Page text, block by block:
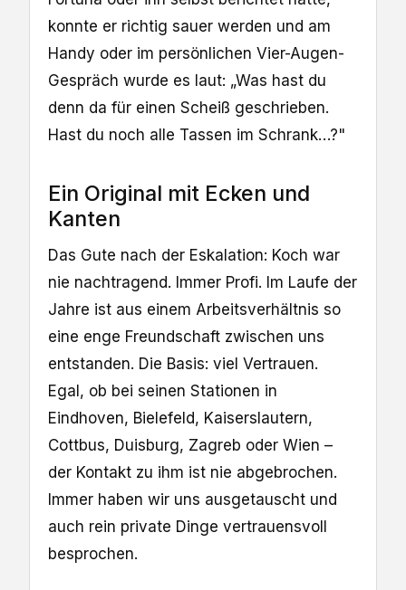
konnte er richtig sauer werden und am
Handy oder im persönlichen Vier-Augen-
Gespräch wurde es laut: „Was hast du
denn da für einen Scheiß geschrieben.
Hast du noch alle Tassen im Schrank…?"
Ein Original mit Ecken und
Kanten
Das Gute nach der Eskalation: Koch war
nie nachtragend. Immer Profi. Im Laufe der
Jahre ist aus einem Arbeitsverhältnis so
eine enge Freundschaft zwischen uns
entstanden. Die Basis: viel Vertrauen.
Egal, ob bei seinen Stationen in
Eindhoven, Bielefeld, Kaiserslautern,
Cottbus, Duisburg, Zagreb oder Wien –
der Kontakt zu ihm ist nie abgebrochen.
Immer haben wir uns ausgetauscht und
auch rein private Dinge vertrauensvoll
besprochen.